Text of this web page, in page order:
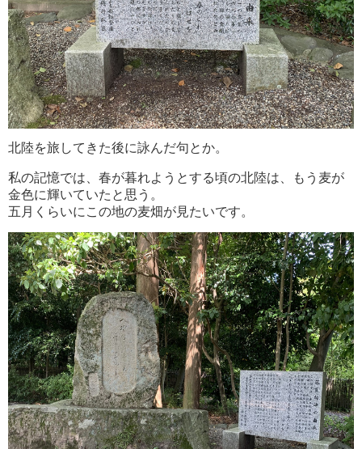
北陸を旅してきた後に詠んだ句とか。
私の記憶では、春が暮れようとする頃の北陸は、もう麦が
金色に輝いていたと思う。
五月くらいにこの地の麦畑が見たいです。